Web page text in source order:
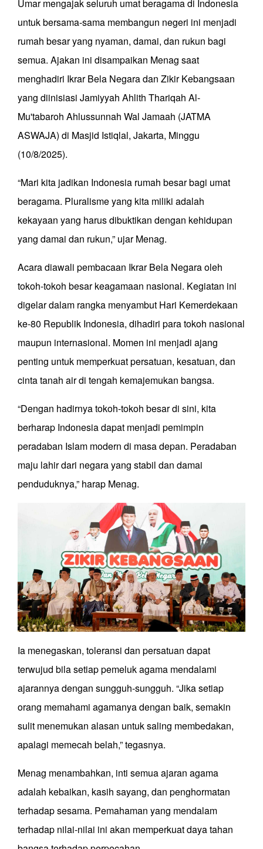
Umar mengajak seluruh umat beragama di Indonesia
untuk bersama-sama membangun negeri ini menjadi
rumah besar yang nyaman, damai, dan rukun bagi
semua. Ajakan ini disampaikan Menag saat
menghadiri Ikrar Bela Negara dan Zikir Kebangsaan
yang diinisiasi Jamiyyah Ahlith Thariqah Al-
Mu'tabaroh Ahlussunnah Wal Jamaah (JATMA
ASWAJA) di Masjid Istiqlal, Jakarta, Minggu
(10/8/2025).
“Mari kita jadikan Indonesia rumah besar bagi umat
beragama. Pluralisme yang kita miliki adalah
kekayaan yang harus dibuktikan dengan kehidupan
yang damai dan rukun,” ujar Menag.
Acara diawali pembacaan Ikrar Bela Negara oleh
tokoh-tokoh besar keagamaan nasional. Kegiatan ini
digelar dalam rangka menyambut Hari Kemerdekaan
ke-80 Republik Indonesia, dihadiri para tokoh nasional
maupun internasional. Momen ini menjadi ajang
penting untuk memperkuat persatuan, kesatuan, dan
cinta tanah air di tengah kemajemukan bangsa.
“Dengan hadirnya tokoh-tokoh besar di sini, kita
berharap Indonesia dapat menjadi pemimpin
peradaban Islam modern di masa depan. Peradaban
maju lahir dari negara yang stabil dan damai
penduduknya,” harap Menag.
Ia menegaskan, toleransi dan persatuan dapat
terwujud bila setiap pemeluk agama mendalami
ajarannya dengan sungguh-sungguh. “Jika setiap
orang memahami agamanya dengan baik, semakin
sulit menemukan alasan untuk saling membedakan,
apalagi memecah belah,” tegasnya.
Menag menambahkan, inti semua ajaran agama
adalah kebaikan, kasih sayang, dan penghormatan
terhadap sesama. Pemahaman yang mendalam
terhadap nilai-nilai ini akan memperkuat daya tahan